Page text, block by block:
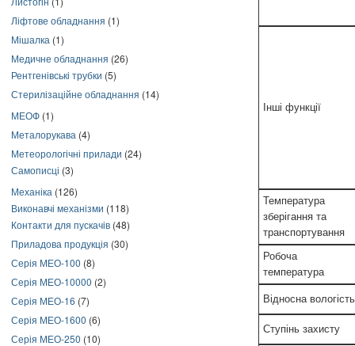
Ліфтове обладнання (1)
Мішалка (1)
Медичне обладнання (26)
Рентгенівські трубки (5)
Стерилізаційне обладнання (14)
МЕОФ (1)
Металорукава (4)
Метеорологічні прилади (24)
Самописці (3)
Механіка (126)
Виконавчі механізми (118)
Контакти для пускачів (48)
Приладова продукція (30)
Серія МЕО-100 (8)
Серія МЕО-10000 (2)
Серія МЕО-16 (7)
Серія МЕО-1600 (6)
Серія МЕО-250 (10)
Інші функції
Температура
зберігання та
транспортування
Робоча
температура
Відносна вологість
Ступінь захисту